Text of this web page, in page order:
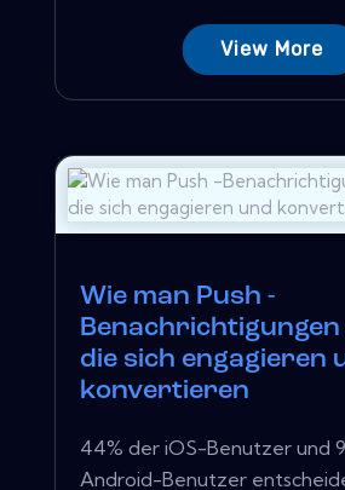
View More
Wie man Push -
die sich engagieren
konvertieren
44% der iOS-Benutzer und
Android-Benutzer